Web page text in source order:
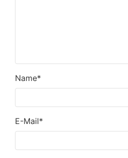
Name*
E-Mail*